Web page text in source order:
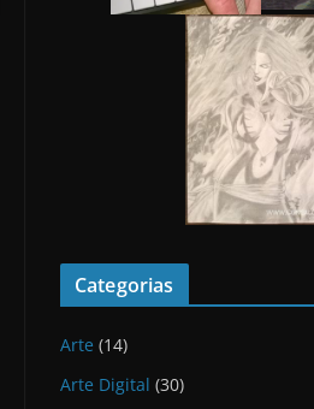
Categorias
Arte (14)
Arte Digital (30)